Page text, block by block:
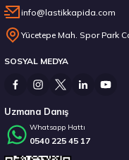
3.382,50 ₺
Stokta 12 Adet
info@lastikkapida.com
Yücetepe Mah. Spor Park
SOSYAL MEDYA
Uzmana Danış
Whatsapp Hattı
0540 225 45 17